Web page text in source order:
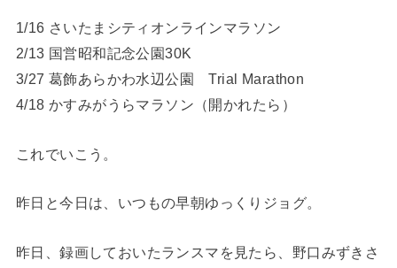
1/16 さいたまシティオンラインマラソン
2/13 国営昭和記念公園30K
3/27 葛飾あらかわ水辺公園 Trial Marathon
4/18 かすみがうらマラソン（開かれたら）
これでいこう。
昨日と今日は、いつもの早朝ゆっくりジョグ。
昨日、録画しておいたランスマを見たら、野口みずきさ